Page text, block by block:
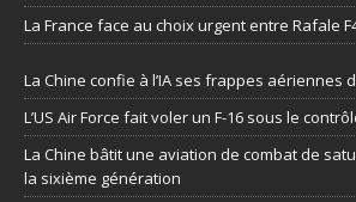
La France face au choix urgent entre Rafale
La Chine confie à l’IA ses frappes aériennes
L’US Air Force fait voler un F-16 sous le
La Chine bâtit une aviation de combat de
la sixième génération